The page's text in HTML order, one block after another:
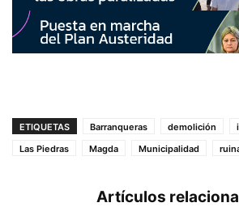
ETIQUETAS Barranqueras demolición
Las Piedras
Magda Municipalidad
Artículos